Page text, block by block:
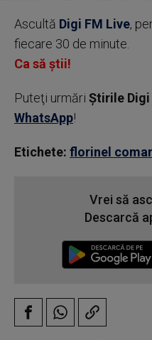
Ascultă Digi FM Live,
fiecare 30 de minute.
Ca să știi!
Puteţi urmări Știrile Digi
WhatsApp!
Etichete: florinel
Vrei să
Descarcă